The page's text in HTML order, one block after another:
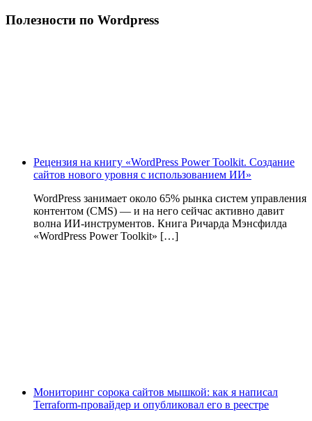
Полезности по Wordpress
Рецензия на книгу «WordPress Power Toolkit. Создание
сайтов нового уровня с использованием ИИ»
WordPress занимает около 65% рынка систем управления
контентом (CMS) — и на него сейчас активно давит
волна ИИ‑инструментов. Книга Ричарда Мэнсфилда
«WordPress Power Toolkit» […]
Мониторинг сорока сайтов мышкой: как я написал
Terraform-провайдер и опубликовал его в реестре